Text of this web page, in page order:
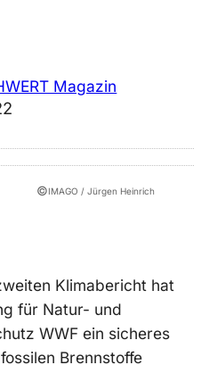
Magazin
©IMAGO / Jürgen Heinrich
Klimabericht hat
für Natur- und
WWF ein sicheres
Brennstoffe